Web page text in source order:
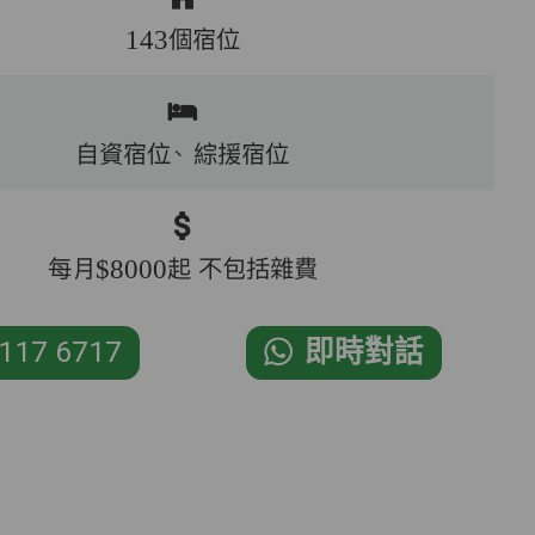
143個宿位
自資宿位、 綜援宿位
每月$8000起 不包括雜費
6717 即時對話